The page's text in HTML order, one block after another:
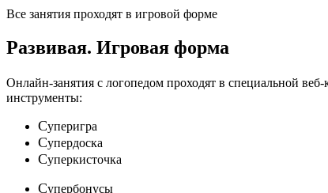
Все занятия проходят в игровой форме
Развивая. Игровая форма
Онлайн-занятия с логопедом проходят в специальной
инструменты:
Cуперигра
Cупердоска
Cуперкисточка
Cупербонусы